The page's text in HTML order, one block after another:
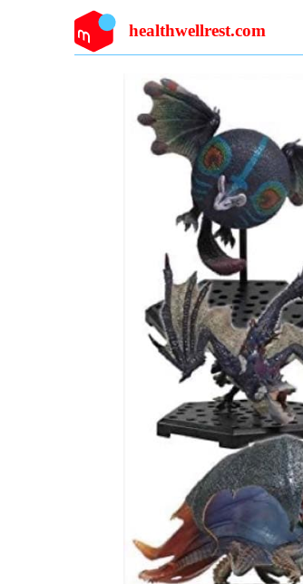
healthwellrest.com